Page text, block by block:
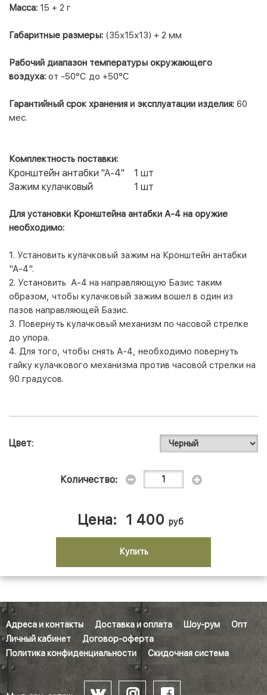
Масса: 15 + 2 г
Габаритные размеры: (35х15х13) + 2 мм
Рабочий диапазон температуры окружающего
воздуха: от -50°С до +50°С
Гарантийный срок хранения и эксплуатации изделия: 60
мес.
Комплектность поставки:
Кронштейн антабки "А-4" 1 шт
Зажим кулачковый
1 шт
Для установки Кронштейна антабки А-4 на оружие
необходимо:
1. Установить кулачковый зажим на Кронштейн антабки
"А-4".
2. Установить А-4 на направляющую Базис таким
образом, чтобы кулачковый зажим вошел в один из
пазов направляющей Базис.
3. Повернуть кулачковый механизм по часовой стрелке
до упора.
4. Для того, чтобы снять А-4, необходимо повернуть
гайку кулачкового механизма против часовой стрелки на
90 градусов.
Цвет
Количество:
Цена: 1 400 руб
Купить
Адреса и контакты Доставка и оплата Шоу-рум
Опт
Личный кабинет
Договор-оферта
Политика конфиденциальности
Скидочная система